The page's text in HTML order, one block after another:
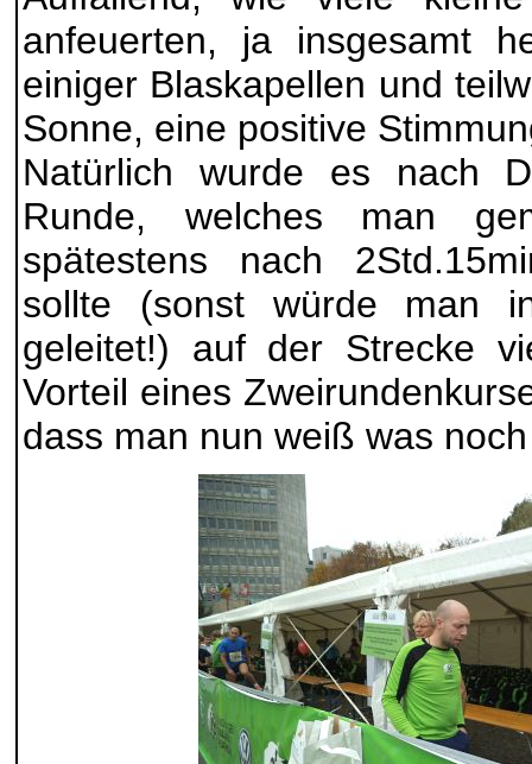
anfeuerten, ja insgesamt
einiger Blaskapellen und
Sonne, eine positive
Natürlich wurde es nach
Runde, welches man
spätestens nach
sollte (sonst würde man
geleitet!) auf der Strecke
Vorteil eines
dass man nun weiß was